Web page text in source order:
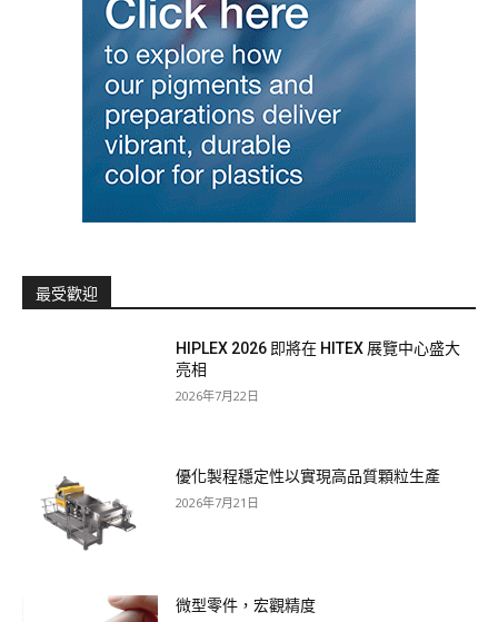
最受歡迎
HIPLEX 2026 即將在 HITEX 展覽中心盛大
亮相
2026年7月22日
優化製程穩定性以實現高品質顆粒生產
2026年7月21日
微型零件，宏觀精度